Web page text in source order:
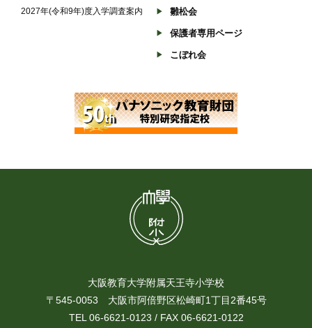
2027年(令和9年)度入学調査案内
雛松会
保護者専用ページ
こぼれ会
大阪教育大学附属天王寺小学校
〒545-0053 大阪市阿倍野区松崎町1丁目2番45号
TEL 06-6621-0123 / FAX 06-6621-0122